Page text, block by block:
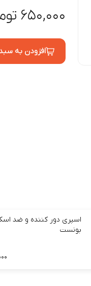
۶۵۰,۰۰۰ تومان
افزودن به
اسپری دور کننده و ضد
بونست